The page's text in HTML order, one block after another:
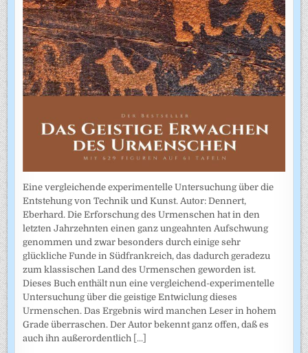
Eine vergleichende experimentelle Untersuchung über die
Entstehung von Technik und Kunst. Autor: Dennert,
Eberhard. Die Erforschung des Urmenschen hat in den
letzten Jahrzehnten einen ganz ungeahnten Aufschwung
genommen und zwar besonders durch einige sehr
glückliche Funde in Südfrankreich, das dadurch geradezu
zum klassischen Land des Urmenschen geworden ist.
Dieses Buch enthält nun eine vergleichend-experimentelle
Untersuchung über die geistige Entwiclung dieses
Urmenschen. Das Ergebnis wird manchen Leser in hohem
Grade überraschen. Der Autor bekennt ganz offen, daß es
auch ihn außerordentlich [...]